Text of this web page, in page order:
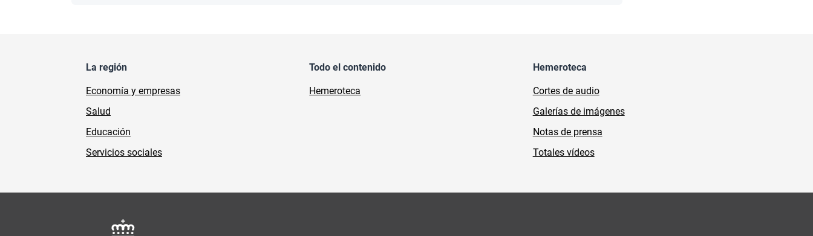
La región
Economía y empresas
Salud
Educación
Servicios sociales
Todo el contenido
Hemeroteca
Hemeroteca
Cortes de audio
Galerías de imágenes
Notas de prensa
Totales vídeos